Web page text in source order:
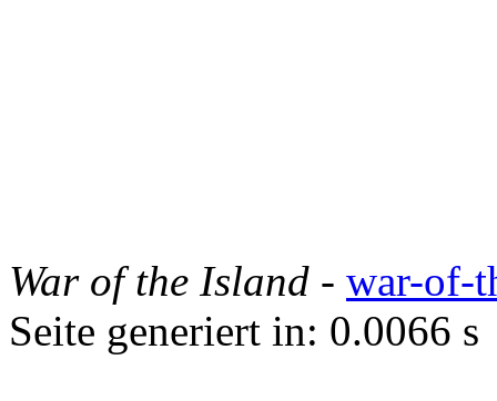
War of the Island - war-of-
Seite generiert in: 0.0066 s